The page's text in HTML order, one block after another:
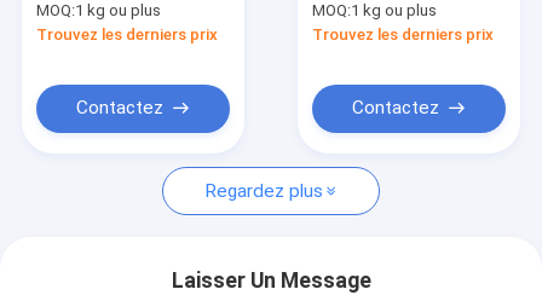
Demandez un devis
Barres de carbure cimenté
Carbure de tungstène Rod
température et une
durabilité améliorées
MOQ:1 kg ou plus
Trouvez les derniers prix
Contactez
qualité sur mesure
MOQ:1 kg ou plus
Trouvez les derniers prix
Contactez
Regardez plus
Laisser Un Message